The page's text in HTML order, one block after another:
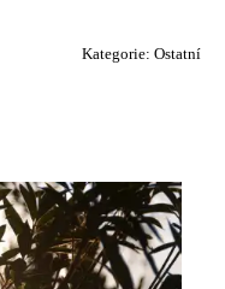
Kategorie: Ostatní